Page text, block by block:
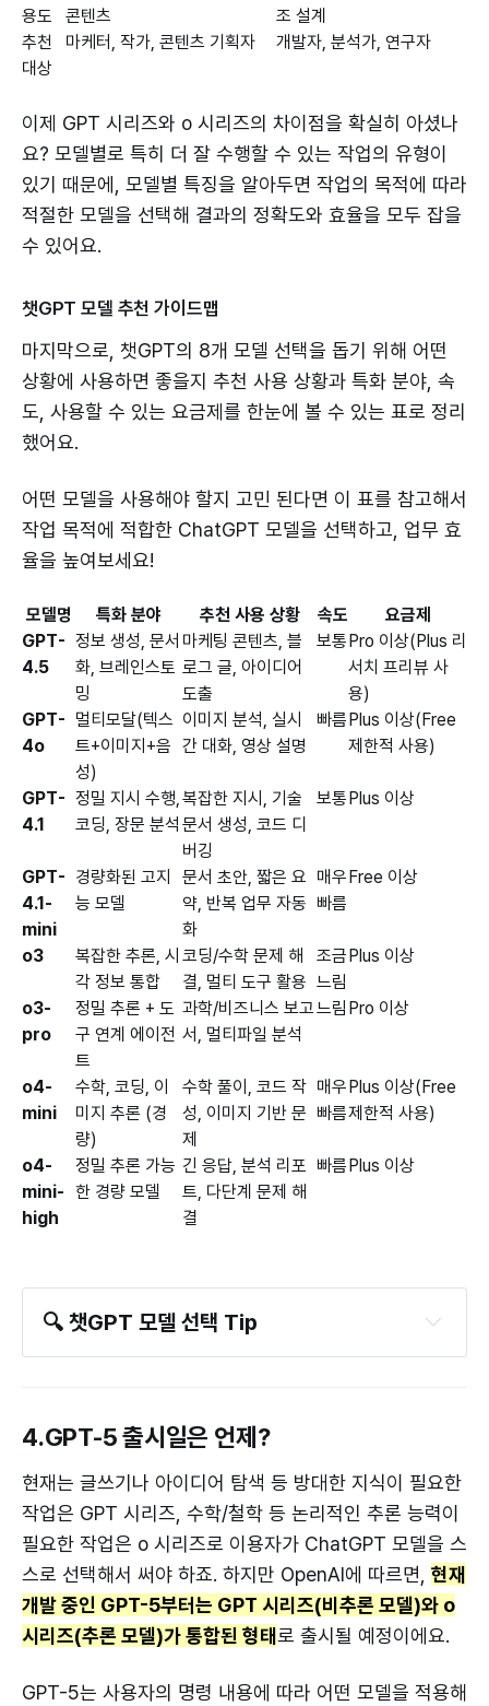
용도 콘텐츠
조 설계
추천
대상
마케터, 작가, 콘텐츠 기획자 개발자, 분석가, 연구자
이제 GPT 시리즈와 o 시리즈의 차이점을 확실히 아셨나
요? 모델별로 특히 더 잘 수행할 수 있는 작업의 유형이
있기 때문에, 모델별 특징을 알아두면 작업의 목적에 따라
적절한 모델을 선택해 결과의 정확도와 효율을 모두 잡을
수 있어요.
챗GPT 모델 추천 가이드맵
마지막으로, 챗GPT의 8개 모델 선택을 돕기 위해 어떤
상황에 사용하면 좋을지 추천 사용 상황과 특화 분야, 속
도, 사용할 수 있는 요금제를 한눈에 볼 수 있는 표로 정리
했어요.
어떤 모델을 사용해야 할지 고민 된다면 이 표를 참고해서
작업 목적에 적합한 ChatGPT 모델을 선택하고, 업무 효
율을 높여보세요!
모델명 특화 분야 추천 사용 상황 속도
요금제
GPT-
4.5
정보 생성, 문서
화, 브레인스토
밍
마케팅 콘텐츠, 블
로그 글, 아이디어
도출
보통Pro 이상(Plus 리
서치 프리뷰 사
용)
GPT-
4o
멀티모달(텍스
트+이미지+음
성)
이미지 분석, 실시
간 대화, 영상 설명
빠름Plus 이상(Free
제한적 사용)
GPT-
4.1
정밀 지시 수행,
코딩, 장문 분석
복잡한 지시, 기술
문서 생성, 코드 디
버깅
보통Plus 이상
GPT-
4.1-
mini
경량화된 고지
능 모델
문서 초안, 짧은 요
약, 반복 업무 자동
화
매우
빠름
Free 이상
o3
복잡한 추론, 시
각 정보 통합
코딩/수학 문제 해
결, 멀티 도구 활용
조금
느림
Plus 이상
o3-
pro
정밀 추론 + 도
구 연계 에이전
트
과학/비즈니스 보고
서, 멀티파일 분석
느림 Pro 이상
o4-
mini
수학, 코딩, 이
미지 추론 (경
량)
수학 풀이, 코드 작
성, 이미지 기반 문
제
매우
빠름
Plus 이상(Free
제한적 사용)
o4-
mini-
high
정밀 추론 가능
한 경량 모델
긴 응답, 분석 리포
트, 다단계 문제 해
결
빠름Plus 이상
🔍 챗GPT 모델 선택 Tip
콘텐츠·코드 작성, 창작 업무 → GPT-4.5 /
이미지, 음성 포함된 멀티모달 작업
복잡한 추론과 문제 해결 → o3 / o4-mini
/ o4-mini-high
단순한 일상 업무나 빠른 응답 → GPT-
4.1-mini
개발자, 리서처용 고급 작업 → o3 pro
4.GPT-5 출시일은 언제?
현재는 글쓰기나 아이디어 탐색 등 방대한 지식이 필요한
작업은 GPT 시리즈, 수학/철학 등 논리적인 추론 능력이
필요한 작업은 o 시리즈로 이용자가 ChatGPT 모델을 스
스로 선택해서 써야 하죠. 하지만 OpenAI에 따르면, 현재
개발 중인 GPT-5부터는 GPT 시리즈(비추론 모델)와 o
시리즈(추론 모델)가 통합된 형태로 출시될 예정이에요.
GPT-5는 사용자의 명령 내용에 따라 어떤 모델을 적용해